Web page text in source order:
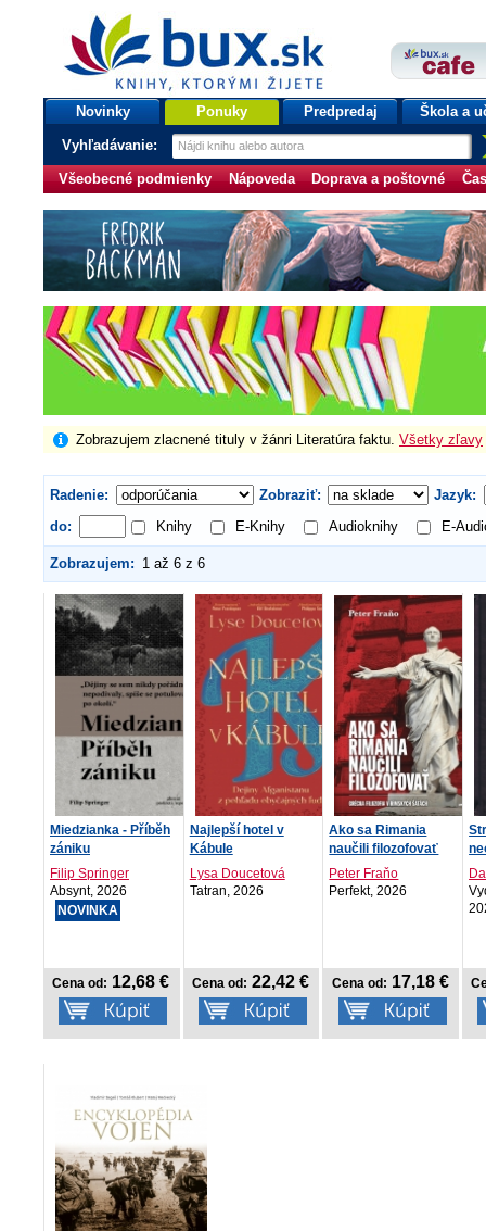
bux.sk
knihy, ktorými žijete
Úvodná stránka
Novinky Ponuky Predpredaj Škola a
Vyhľadávanie:
Všeobecné podmienky Nápoveda Doprava a poštovné
Zobrazujem zlacnené tituly v žánri Literatúra faktu. Všetky zľavy
Radenie: Zobraziť:
Jazyk:
do:
Knihy E-Knihy Audioknihy E-
Zobrazujem: 1 až 6 z 6
Miedzianka - Příběh
zániku
Filip Springer
Absynt, 2026
NOVINKA
Cena od: 12,68 €
Najlepší hotel v
Kábule
Lysa Doucetová
Tatran, 2026
Cena od: 22,42 €
Ako sa Rimania
naučili filozofovať
Peter Fraňo
Perfekt, 2026
Cena od: 17,18 €